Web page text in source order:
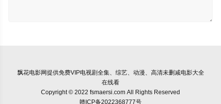
飘花电影网提供免费VIP电视剧全集、综艺、动漫、高清未删减电影大全
在线看
Copyright © 2022 fsmaersi.com All Rights Reserved
赣ICP备2022368777号